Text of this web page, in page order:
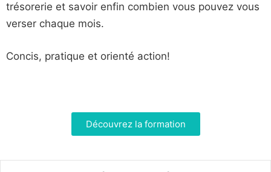
trésorerie et savoir enfin combien vous pouvez vous
verser chaque mois.
Concis, pratique et orienté action!
Découvrez la formation